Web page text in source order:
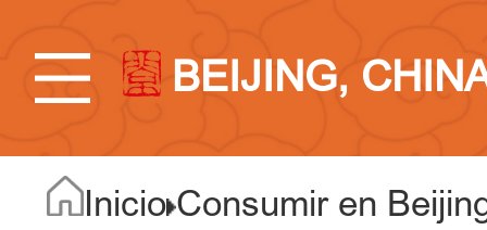
BEIJING,
Inicio Consumir en